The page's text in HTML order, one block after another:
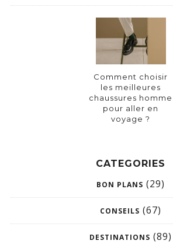
Comment choisir
les meilleures
chaussures homme
pour aller en
voyage ?
CATEGORIES
BON PLANS (29)
CONSEILS (67)
DESTINATIONS (89)